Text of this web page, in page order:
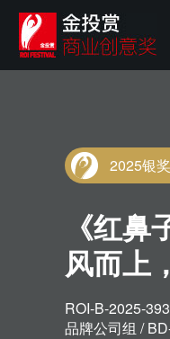
2025银奖
《红
风而上
ROI-B-2025-
品牌公司组 /